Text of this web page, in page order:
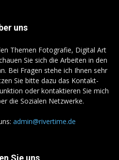
uns
Themen Fotografie, Digital Art
Sie sich die Arbeiten in den
Bei Fragen stehe ich Ihnen sehr
Sie bitte dazu das Kontakt-
oder kontaktieren Sie mich
die Sozialen Netzwerke.
admin@rivertime.de
Sie uns